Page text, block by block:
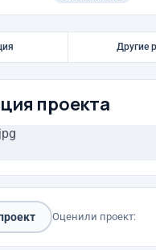
Другие
проекта
Оценили проект: